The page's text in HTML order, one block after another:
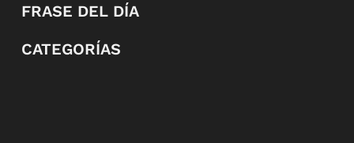
FRASE DEL DÍA
CATEGORÍAS